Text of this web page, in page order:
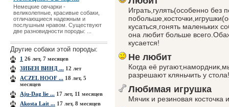
Немецкие овчарки -
великолепные, красивые собаки,
отличающиеся надежным и
послушным нравом. Существуют
две разновидности породы: ...
Другие собаки этой породы:
1 26 лет, 7 месяцев
3ИБЕН ВИНД ... 12 лет
ACZEL HOOF ... 18 лет, 5
месяцев
Aju-Dag lie ... 17 лет, 11 месяцев
Akosta Lait ... 17 лет, 8 месяцев
Играть,гулять(особенно без
кусаться,гонять маленьких
она любит больше
кусается!
Не любит
Когда её
разрешают кляньчить у
Любимая игрушка
Мячик и резиновая